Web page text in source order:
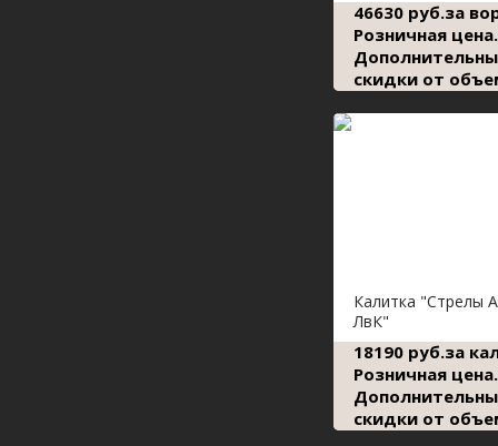
46630 руб.за
Розничная цена.
скидки от
Калитка "Стрелы
ЛвК"
18190 руб.за
Розничная цена.
скидки от